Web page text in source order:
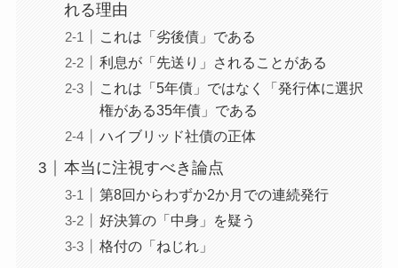
れる理由
これは「劣後債」である
利息が「先送り」されることがある
これは「5年債」ではなく「発行体に選択
権がある35年債」である
ハイブリッド社債の正体
本当に注視すべき論点
第8回からわずか2か月での連続発行
好決算の「中身」を疑う
格付の「ねじれ」